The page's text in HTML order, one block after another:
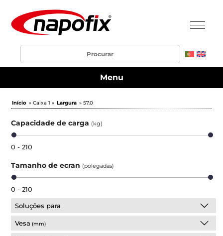
Menu
Início » Caixa 1 » Largura » 57.0
Capacidade de carga (kg)
0 - 210
Tamanho de ecran (polegadas)
0 - 210
Soluções para
Vesa (mm)